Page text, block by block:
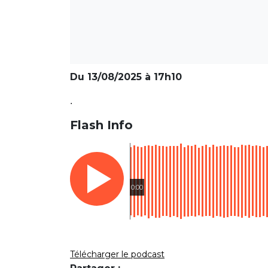
Du 13/08/2025 à 17h10
.
Flash Info
0:00
Télécharger le podcast